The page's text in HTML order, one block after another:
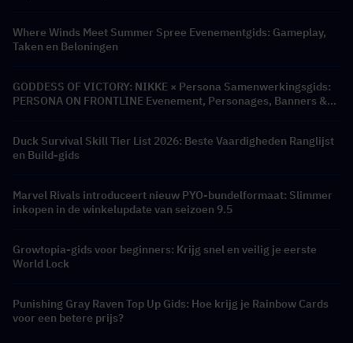
Where Winds Meet Summer Spree Evenementgids: Gameplay,
Taken en Beloningen
GODDESS OF VICTORY: NIKKE × Persona Samenwerkingsgids:
PERSONA ON FRONTLINE Evenement, Personages, Banners &
Duck Survival Skill Tier List 2026: Beste Vaardigheden Ranglijst
en Build-gids
Marvel Rivals introduceert nieuw PYO-bundelformaat: Slimmer
inkopen in de winkelupdate van seizoen 9.5
Growtopia-gids voor beginners: Krijg snel en veilig je eerste
World Lock
Punishing Gray Raven Top Up Gids: Hoe krijg je Rainbow Cards
voor een betere prijs?